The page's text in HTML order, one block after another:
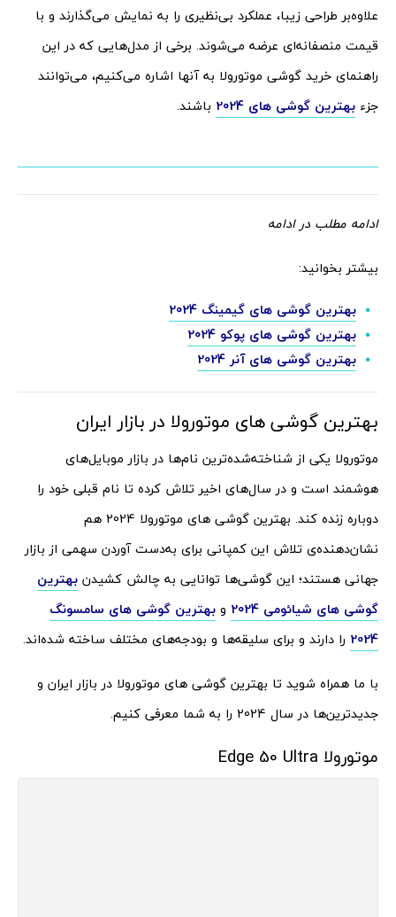
علاوه‌بر طراحی زیبا، عملکرد بی‌نظیری را به نمایش می‌گذارند و با
قیمت منصفانه‌ای عرضه می‌شوند. برخی از مدل‌هایی که در این
راهنمای خرید گوشی موتورولا به آنها اشاره می‌کنیم، می‌توانند
جزء بهترین گوشی های 2024 باشند.
ادامه مطلب در ادامه
بیشتر بخوانید:
بهترین گوشی های گیمینگ 2024
بهترین گوشی های پوکو 2024
بهترین گوشی های آنر 2024
بهترین گوشی های موتورولا در بازار ایران
موتورولا یکی از شناخته‌شده‌ترین نام‌ها در بازار موبایل‌های
هوشمند است و در سال‌های اخیر تلاش کرده تا نام قبلی خود را
دوباره زنده کند. بهترین گوشی های موتورولا 2024 هم
نشان‌دهنده‌ی تلاش این کمپانی برای به‌دست آوردن سهمی از بازار
جهانی هستند؛ این گوشی‌ها توانایی به چالش کشیدن بهترین
گوشی های شیائومی 2024
و بهترین گوشی های سامسونگ
2024 را دارند و برای سلیقه‌ها و بودجه‌های مختلف ساخته شده‌اند.
با ما همراه شوید تا بهترین گوشی های موتورولا در بازار ایران و
جدیدترین‌ها در سال 2024 را به شما معرفی کنیم.
موتورولا Edge 50 Ultra